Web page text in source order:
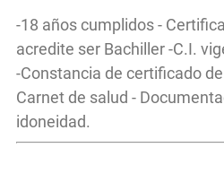
-18 años cumplidos -
acredite ser Bachiller -C.I.
-Constancia de certificado
Carnet de salud -
idoneidad.